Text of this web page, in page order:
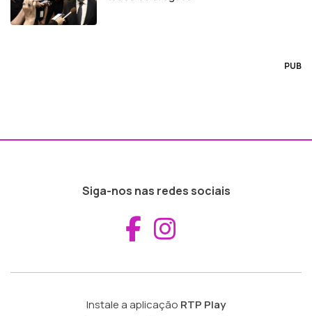
PUB
Siga-nos nas redes sociais
Aceder ao
Instale a aplicação RTP Play